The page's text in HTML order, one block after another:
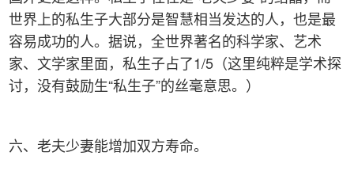
世界上的私生子大部分是智慧相当发达的人，也是最
容易成功的人。据说，全世界著名的科学家、艺术
家、文学家里面，私生子占了1/5（这里纯粹是学术探
讨，没有鼓励生“私生子”的丝毫意思。）
六、老夫少妻能增加双方寿命。